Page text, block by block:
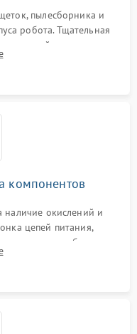
пылесборника и
робота. Тщательная
и плат от
животных с
компонентов
наличие окислений и
цепей питания,
колес и турбины
и инфракрасных